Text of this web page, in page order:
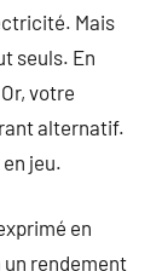
Mais
seuls. En
votre
alternatif.
jeu.
en
un rendement